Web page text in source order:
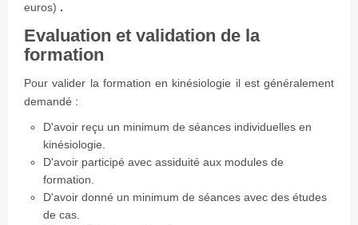
euros) .
Evaluation et validation de la
formation
Pour valider la formation en kinésiologie il est généralement
demandé :
D'avoir reçu un minimum de séances individuelles en
kinésiologie.
D'avoir participé avec assiduité aux modules de
formation.
D'avoir donné un minimum de séances avec des études
de cas.